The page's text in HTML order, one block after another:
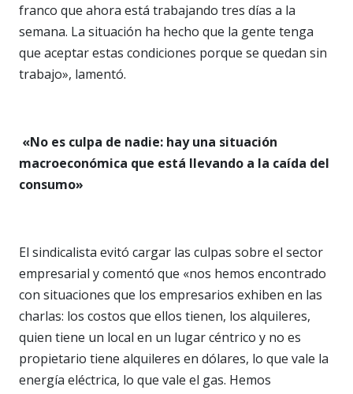
franco que ahora está trabajando tres días a la
semana. La situación ha hecho que la gente tenga
que aceptar estas condiciones porque se quedan sin
trabajo», lamentó.
«No es culpa de nadie: hay una situación
macroeconómica que está llevando a la caída del
consumo»
El sindicalista evitó cargar las culpas sobre el sector
empresarial y comentó que «nos hemos encontrado
con situaciones que los empresarios exhiben en las
charlas: los costos que ellos tienen, los alquileres,
quien tiene un local en un lugar céntrico y no es
propietario tiene alquileres en dólares, lo que vale la
energía eléctrica, lo que vale el gas. Hemos